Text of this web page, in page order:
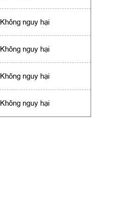
Không nguy hại
Không nguy hại
Không nguy hại
Không nguy hại